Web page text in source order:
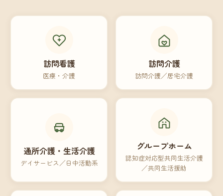
訪問看護
医療・介護
訪問介護
訪問介護／居宅介護
通所介護・生活介護
デイサービス／日中活動系
グループホーム
認知症対応型共同生活介護
／共同生活援助